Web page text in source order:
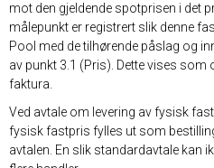
mot den gjeldende spotprisen i det
målepunkt er registrert slik denne
Pool med de tilhørende påslag og
av punkt 3.1 (Pris). Dette vises som
faktura.
Ved avtale om levering av fysisk
fysisk fastpris fylles ut som
avtalen. En slik standardavtale kan